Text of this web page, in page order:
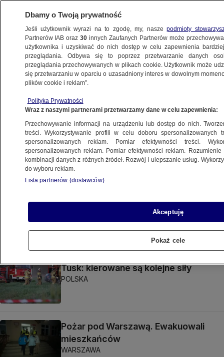
MIŃSK MAZOWIECKI
Pożar "rozciąga się absolutnie
po horyzont". Nasz reporter pokazał
go z góry
Krzysztof Posytek
Pożar lasu pod Warszawą. Najnowsza
prognoza pogody
Tak walczą z ogniem. Policja pokazuje
nagrania
Adrian Wróbel
Tusk: kierowane są kolejne siły
POLSKA
Pożar pod Warszawą. Ewakuowali
mieszkańców
WARSZAWA
Dbamy o Twoją prywatność
Jeśli użytkownik wyrazi na to zgodę, my, naszepodmioty
Partnerów IAB oraz30 innych Zaufanych Partnerów może
użytkownika i uzyskiwać do nich dostęp w celu zapewnienia
przeglądania. Odbywa się to poprzez przetwarzanie danych
przeglądania przechowywanych w plikach cookie. Użytkownik może
się przetwarzaniu w oparciu o uzasadniony interes w dowolnym
plików cookie i reklam”.
Polityka Prywatności
Wraz z naszymi partnerami przetwarzamy dane w celu zapewnienia:
Przechowywanie informacji na urządzeniu lub dostęp do nich.
treści. Wykorzystywanie profili w celu doboru spersonalizowanych
spersonalizowanych reklam. Pomiar efektywności treści.
spersonalizowanych reklam. Pomiar efektywności reklam.
kombinacji danych z różnych źródeł. Rozwój i ulepszanie usług.
do wyboru reklam.
Lista partnerów (dostawców)
Akceptuję
Pokaż cele